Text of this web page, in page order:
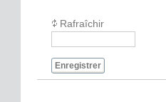
Rafraîchir
Enregistrer